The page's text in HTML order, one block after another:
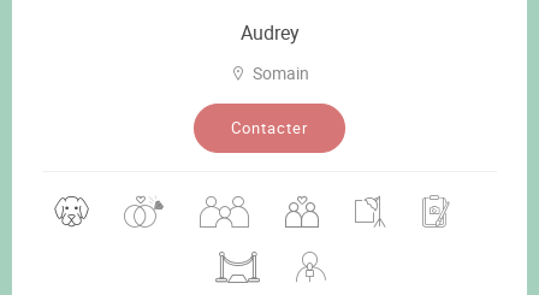
Audrey
Somain
Contacter